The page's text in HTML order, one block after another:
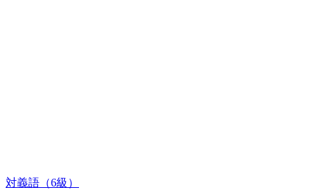
対義語（6級）